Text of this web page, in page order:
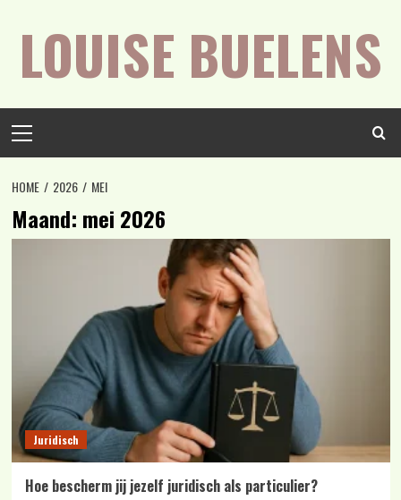
naarLOUISE BUELENS
menu
HOME 2026 MEI
Maand: mei 2026
Juridisch
Hoe bescherm jij jezelf juridisch als particulier?